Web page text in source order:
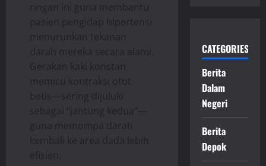
ringan ini guna membantu
pasien pengidap hipertensi
menurunkan tekanan
darah mereka secara alami.
Gerakan kaki konstan
memicu kontraksi otot
betis—sering dijuluki
sebagai “jantung kedua”—
guna memompa darah
kembali ke area dada lebih
efisien.
CATEGORIES
Berita
Dalam
Negeri
Berita
Depok